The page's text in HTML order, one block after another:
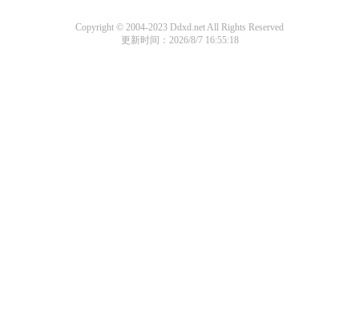
Copyright © 2004-2023 Ddxd.net All Rights Reserved
更新时间：2026/8/7 16:55:18